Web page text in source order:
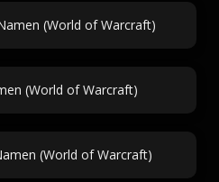
(World of Warcraft)
(World of Warcraft)
(World of Warcraft)